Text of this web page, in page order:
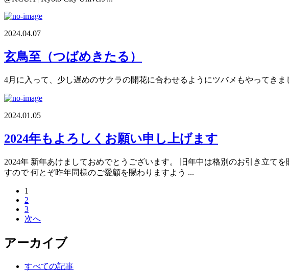
2024.04.07
玄鳥至（つばめきたる）
4月に入って、少し遅めのサクラの開花に合わせるようにツバメもやってき
2024.01.05
2024年もよろしくお願い申し上げます
2024年 新年あけましておめでとうございます。 旧年中は格別のお引き立て
すので 何とぞ昨年同様のご愛顧を賜わりますよう ...
1
2
3
次へ
アーカイブ
すべての記事